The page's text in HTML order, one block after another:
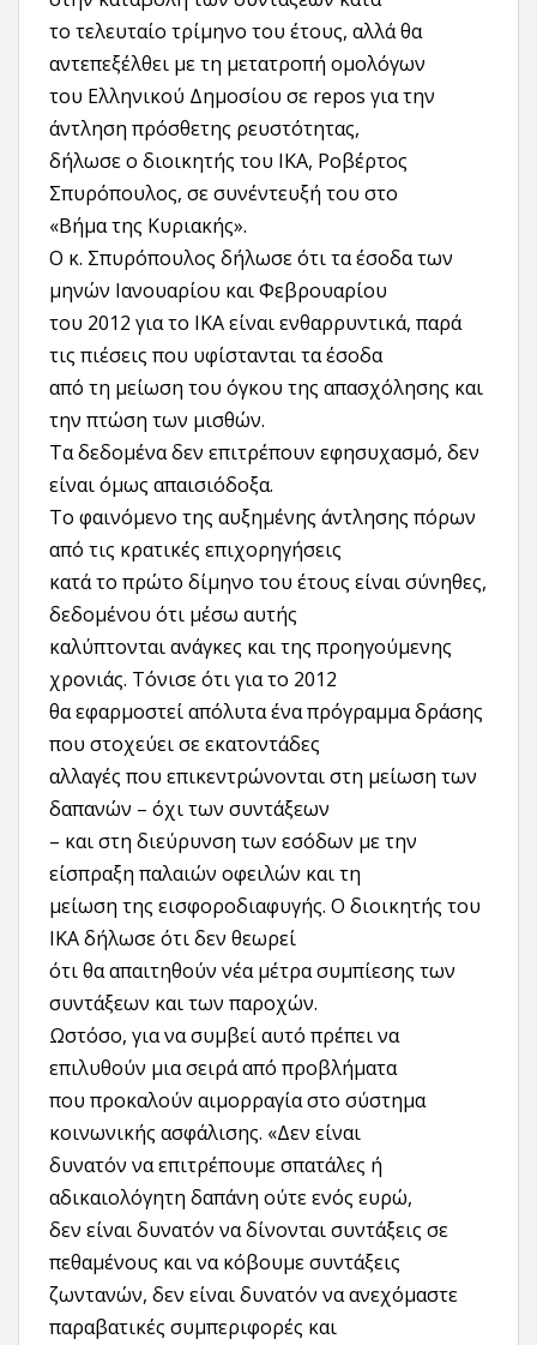
το τελευταίο τρίμηνο του έτους, αλλά θα
αντεπεξέλθει με τη μετατροπή ομολόγων
του Ελληνικού Δημοσίου σε repos για την
άντληση πρόσθετης ρευστότητας,
δήλωσε ο διοικητής του ΙΚΑ, Ροβέρτος
Σπυρόπουλος, σε συνέντευξή του στο
«Βήμα της Κυριακής».
Ο κ. Σπυρόπουλος δήλωσε ότι τα έσοδα των
μηνών Ιανουαρίου και Φεβρουαρίου
του 2012 για το ΙΚΑ είναι ενθαρρυντικά, παρά
τις πιέσεις που υφίστανται τα έσοδα
από τη μείωση του όγκου της απασχόλησης και
την πτώση των μισθών.
Τα δεδομένα δεν επιτρέπουν εφησυχασμό, δεν
είναι όμως απαισιόδοξα.
Το φαινόμενο της αυξημένης άντλησης πόρων
από τις κρατικές επιχορηγήσεις
κατά το πρώτο δίμηνο του έτους είναι σύνηθες,
δεδομένου ότι μέσω αυτής
καλύπτονται ανάγκες και της προηγούμενης
χρονιάς. Τόνισε ότι για το 2012
θα εφαρμοστεί απόλυτα ένα πρόγραμμα δράσης
που στοχεύει σε εκατοντάδες
αλλαγές που επικεντρώνονται στη μείωση των
δαπανών – όχι των συντάξεων
– και στη διεύρυνση των εσόδων με την
είσπραξη παλαιών οφειλών και τη
μείωση της εισφοροδιαφυγής. Ο διοικητής του
ΙΚΑ δήλωσε ότι δεν θεωρεί
ότι θα απαιτηθούν νέα μέτρα συμπίεσης των
συντάξεων και των παροχών.
Ωστόσο, για να συμβεί αυτό πρέπει να
επιλυθούν μια σειρά από προβλήματα
που προκαλούν αιμορραγία στο σύστημα
κοινωνικής ασφάλισης. «Δεν είναι
δυνατόν να επιτρέπουμε σπατάλες ή
αδικαιολόγητη δαπάνη ούτε ενός ευρώ,
δεν είναι δυνατόν να δίνονται συντάξεις σε
πεθαμένους και να κόβουμε συντάξεις
ζωντανών, δεν είναι δυνατόν να ανεχόμαστε
παραβατικές συμπεριφορές και